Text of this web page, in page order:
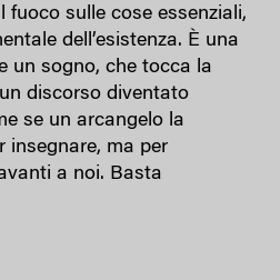
sulle cose essenziali,
dell’esistenza. È una
un sogno, che tocca la
discorso diventato
se un arcangelo la
insegnare, ma per
a noi. Basta